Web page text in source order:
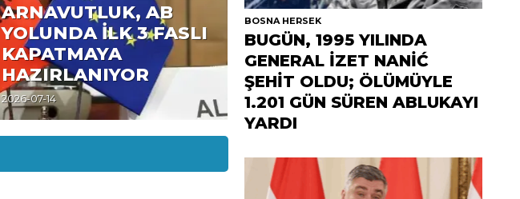
ARNAVUTLUK, AB
YOLUNDA İLK 3 FASLI
KAPATMAYA
HAZIRLANIYOR
2026-07-14
BOSNA HERSEK
BUGÜN, 1995 YILINDA
GENERAL İZET NANİĆ
ŞEHİT OLDU; ÖLÜMÜYLE
1.201 GÜN SÜREN ABLUKAYI
YARDI